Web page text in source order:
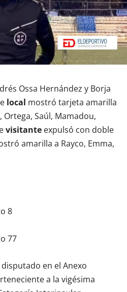
Ossa Hernández y Borja
local mostró tarjeta amarilla
Ortega, Saúl, Mamadou,
visitante expulsó con doble
amarilla a Rayco, Emma,
8
77
en el Anexo
a la vigésima